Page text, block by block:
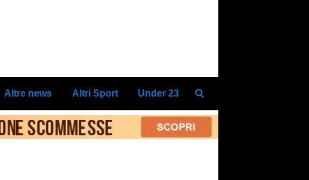
Altre news Altri Sport Under 23